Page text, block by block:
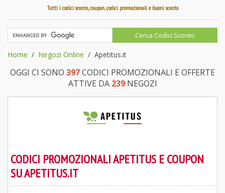
Tutti i codici sconto, coupon, codici promozionali e buoni sconto
Home Negozi Online Apetitus.it
OGGI CI SONO 397CODICI PROMOZIONALI E OFFERTE
ATTIVE DA 239NEGOZI
CODICI PROMOZIONALI APETITUS E COUPON
SU APETITUS.IT